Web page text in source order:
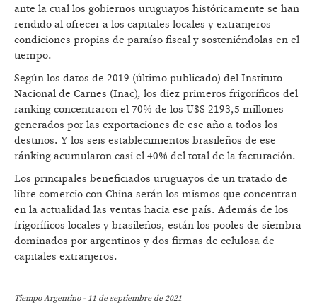
ante la cual los gobiernos uruguayos históricamente se han
rendido al ofrecer a los capitales locales y extranjeros
condiciones propias de paraíso fiscal y sosteniéndolas en el
tiempo.
Según los datos de 2019 (último publicado) del Instituto
Nacional de Carnes (Inac), los diez primeros frigoríficos del
ranking concentraron el 70% de los U$S 2193,5 millones
generados por las exportaciones de ese año a todos los
destinos. Y los seis establecimientos brasileños de ese
ránking acumularon casi el 40% del total de la facturación.
Los principales beneficiados uruguayos de un tratado de
libre comercio con China serán los mismos que concentran
en la actualidad las ventas hacia ese país. Además de los
frigoríficos locales y brasileños, están los pooles de siembra
dominados por argentinos y dos firmas de celulosa de
capitales extranjeros.
Tiempo Argentino - 11 de septiembre de 2021